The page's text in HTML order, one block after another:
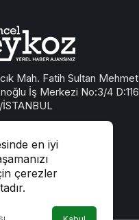
en iyi
çerezler
Mah. Fatih Sultan Mehmet
İş Merkezi No:3/4 D:116